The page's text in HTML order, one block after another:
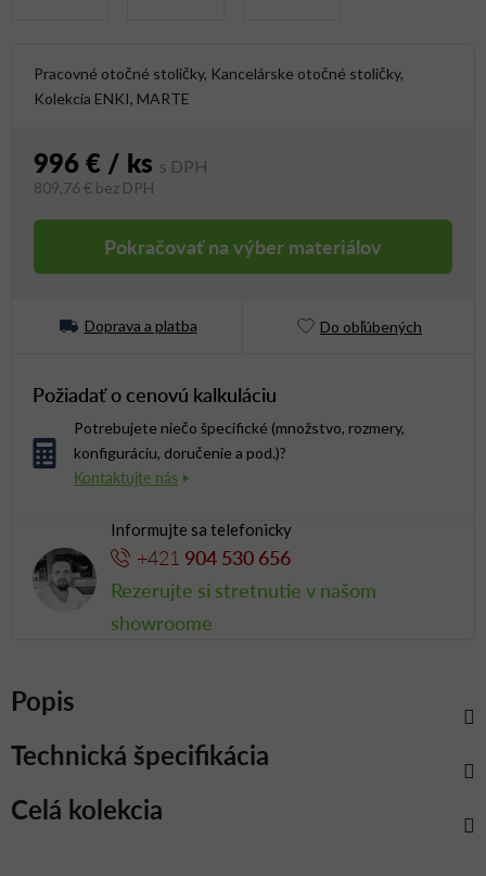
Pracovné otočné stoličky, Kancelárske otočné stoličky,
Kolekcia ENKI, MARTE
996 € / ks
809,76 € bez DPH
Pokračovať na výber materiálov
Doprava a platba Do obľúbených
Požiadať o cenovú kalkuláciu
Potrebujete niečo špecifické (množstvo, rozmery,
konfiguráciu, doručenie a pod.)?
Informujte sa telefonicky
+421 904 530 656
Rezerujte si stretnutie v našom
showroome
Popis
Celá kolekcia
Technická špecifikácia